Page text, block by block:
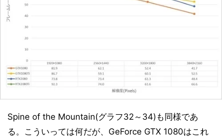
Spine of the Mountain(グラフ32～34)も同様であ
る。こういっては何だが、GeForce GTX 1080はこれ